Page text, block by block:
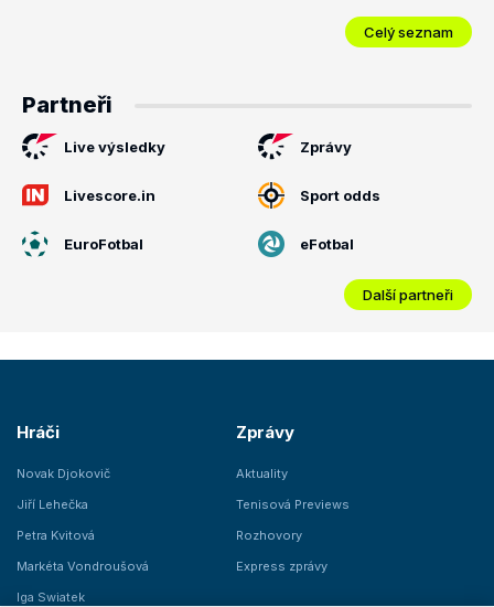
Celý seznam
Partneři
Live výsledky Zprávy
Livescore.in Sport odds
EuroFotbal eFotbal
Další partneři
Hráči
Novak Djokovič
Jiří Lehečka
Petra Kvitová
Markéta Vondroušová
Iga Swiatek
Zprávy
Aktuality
Tenisová Previews
Rozhovory
Express zprávy